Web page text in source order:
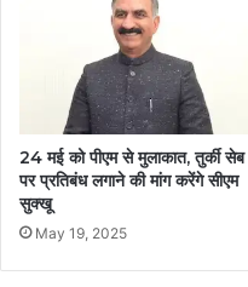
24 मई को पीएम से मुलाकात, तुर्की सेब
पर प्रतिबंध लगाने की मांग करेंगे सीएम
सुक्खू
May 19, 2025